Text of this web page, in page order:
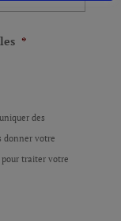
*
des
donner votre
traiter votre